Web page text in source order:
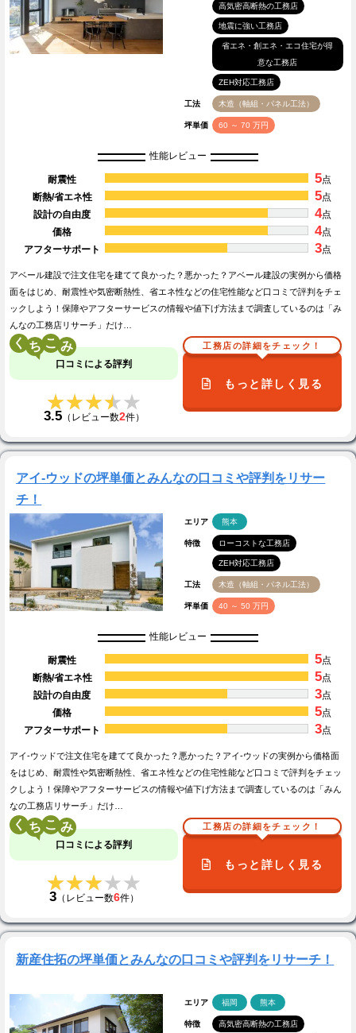
高気密高断熱の工務店
地震に強い工務店
省エネ・創エネ・エコ住宅が得
意な工務店
ZEH対応工務店
工法 木造（軸組・パネル工法）
坪単価 60 ～ 70 万円
性能レビュー
耐震性 5点
断熱/省エネ性
5点
設計の自由度
4点
価格
4点
アフターサポート
3点
アベール建設で注文住宅を建てて良かった？悪かった？アベール建設の実例から価格
面をはじめ、耐震性や気密断熱性、省エネ性などの住宅性能など口コミで評判をチェ
ックしよう！保障やアフターサービスの情報や値下げ方法まで調査しているのは「み
んなの工務店リサーチ」だけ…
く こ
口コミによる評判
★★★★★
★★★★★
3.5（レビュー数2件）
工務店の詳細をチェック！
もっと詳しく見る
アイ-ウッドの坪単価とみんなの口コミや評判をリサー
チ！
エリア 熊本
特徴 ローコストな工務店
ZEH対応工務店
工法 木造（軸組・パネル工法）
坪単価 40 ～ 50 万円
性能レビュー
耐震性 5点
断熱/省エネ性
5点
設計の自由度
3点
価格
5点
アフターサポート
3点
アイ-ウッドで注文住宅を建てて良かった？悪かった？アイ-ウッドの実例から価格面
をはじめ、耐震性や気密断熱性、省エネ性などの住宅性能など口コミで評判をチェッ
クしよう！保障やアフターサービスの情報や値下げ方法まで調査しているのは「みん
なの工務店リサーチ」だけ…
く こ
口コミによる評判
★★★★★
★★★★★
3（レビュー数6件）
工務店の詳細をチェック！
もっと詳しく見る
新産住拓の坪単価とみんなの口コミや評判をリサーチ！
エリア 福岡 熊本
特徴 高気密高断熱の工務店